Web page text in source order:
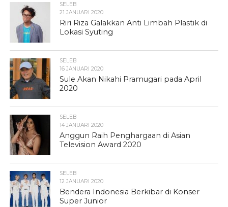
SELEB
21 JANUARI 2020
Riri Riza Galakkan Anti Limbah Plastik di
Lokasi Syuting
SELEB
16 JANUARI 2020
Sule Akan Nikahi Pramugari pada April
2020
SELEB
14 JANUARI 2020
Anggun Raih Penghargaan di Asian
Television Award 2020
SELEB
12 JANUARI 2020
Bendera Indonesia Berkibar di Konser
Super Junior